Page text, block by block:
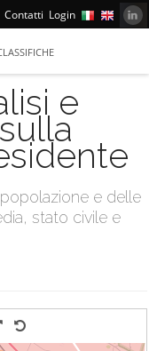
Contatti Login
e
e delle
stato civile e